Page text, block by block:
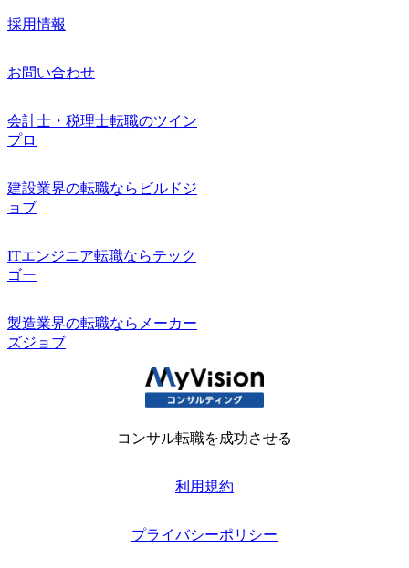
採用情報
お問い合わせ
会計士・税理士転職のツイン
プロ
建設業界の転職ならビルドジ
ョブ
ITエンジニア転職ならテック
ゴー
製造業界の転職ならメーカー
ズジョブ
コンサル転職を成功させる
利用規約
プライバシーポリシー